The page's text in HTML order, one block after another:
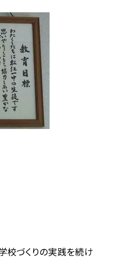
校づくりの実践を続け